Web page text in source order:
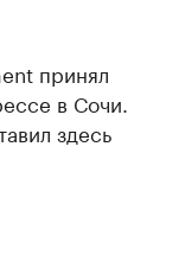
принял
в Сочи.
здесь